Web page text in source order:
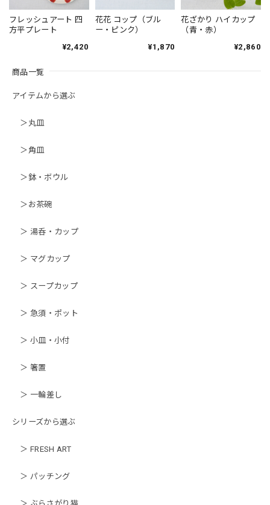
商品一覧
アイテムから選ぶ
＞丸皿
＞角皿
＞鉢・ボウル
＞お茶碗
＞ 湯呑・カップ
＞ マグカップ
＞ スープカップ
＞ 急須・ポット
＞ 小皿・小付
＞ 箸置
＞ 一輪差し
シリーズから選ぶ
＞ FRESH ART
＞ パッチング
フレッシュアート 四
方平プレート
¥2,420
花花 コップ（ブル
ー・ピンク）
¥1,870
花ざかり ハイカップ
（青・赤）
¥2,860